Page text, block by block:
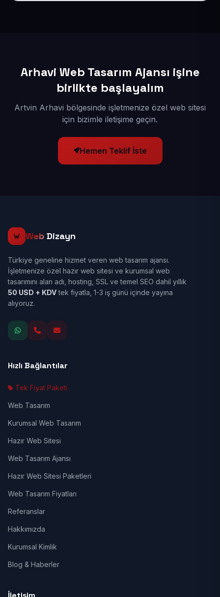
Arhavi Web Tasarım Ajansı işine
birlikte başlayalım
Artvin Arhavi bölgesinde işletmenize özel web sitesi
için bizimle iletişime geçin.
Hemen Teklif İste
Web Dizayn
Türkiye geneline hizmet veren web tasarım ajansı.
İşletmenize özel hazır web sitesi ve kurumsal web
tasarımını alan adı, hosting, SSL ve temel SEO dahil yıllık
50 USD + KDVtek fiyatla, 1-3 iş günü içinde yayına
alıyoruz.
Hızlı Bağlantılar
Tek Fiyat Paketi
Web Tasarım
Kurumsal Web Tasarım
Hazır Web Sitesi
Web Tasarım Ajansı
Hazır Web Sitesi Paketleri
Web Tasarım Fiyatları
Referanslar
Hakkımızda
Kurumsal Kimlik
Blog & Haberler